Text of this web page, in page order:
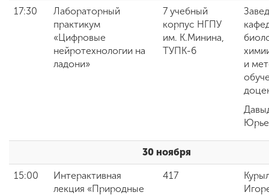
17:30
Лабораторный
практикум
«Цифровые
нейротехнологии на
ладони»
7 учебный
корпус НГПУ
им. К.Минина,
ТУПК-6
и
30 ноября
15:00
Интерактивная
лекция «Природные
417